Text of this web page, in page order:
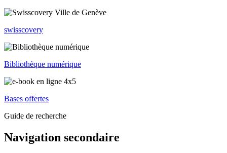
swisscovery
Bibliothèque numérique
Bases offertes
Guide de recherche
Navigation secondaire